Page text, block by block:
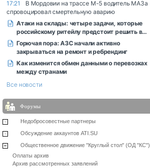
Форумы
Недобросовестные партнеры
Обсуждение аккаунтов ATI.SU
Общественное движение "Круглый стол" (ОД "КС")
Оплаты архив
Архив рассмотренных заявлений